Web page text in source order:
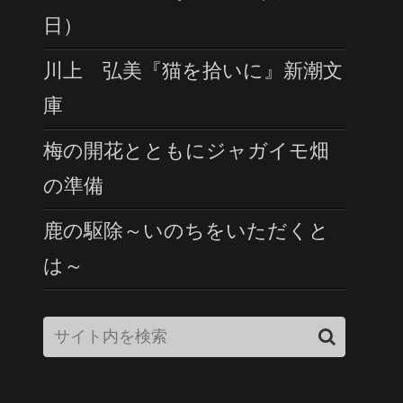
日）
川上 弘美『猫を拾いに』新潮文
庫
梅の開花とともにジャガイモ畑
の準備
鹿の駆除～いのちをいただくと
は～